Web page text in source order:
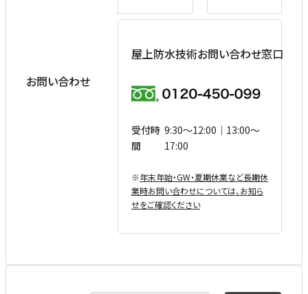
お問い合わせ
屋上防水技術お問い合わせ窓口
受付時
間
9:30〜12:00｜13:00〜
17:00
※年末年始・GW・夏期休業など⻑期休
業時お問い合わせについては、お知ら
せをご確認ください